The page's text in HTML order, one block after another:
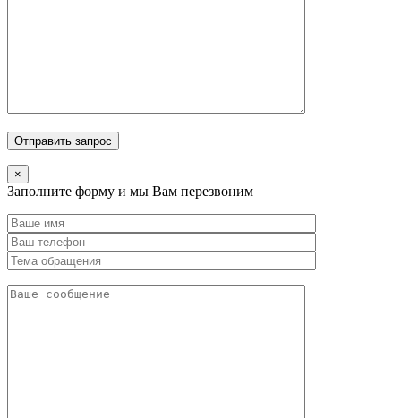
×
Заполните форму и мы Вам перезвоним